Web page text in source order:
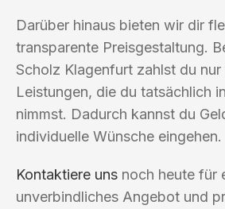
Darüber hinaus bieten wir dir
transparente Preisgestaltung.
Scholz Klagenfurt zahlst du
Leistungen, die du tatsächlich
nimmst. Dadurch kannst du
individuelle Wünsche eingehen.
Kontaktiere uns noch heute für
unverbindliches Angebot und